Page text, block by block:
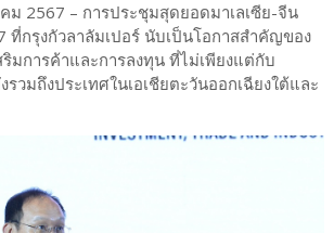
ม 2567 – การประชุมสุดยอดมาเลเซีย-จีน
ที่กรุงกัวลาลัมเปอร์ นับเป็นโอกาสสำคัญของ
ริมการค้าและการลงทุน ที่ไม่เพียงแต่กับ
รวมถึงประเทศในเอเชียตะวันออกเฉียงใต้และ